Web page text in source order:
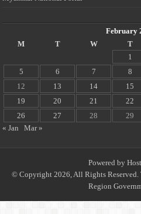
February
M
T W T
1
5
6 7 8
12
13 14 15
19
20 21 22
26
27 28
29
« Jan
Mar »
Powered by
© Copyright 2026, All Rights
Region